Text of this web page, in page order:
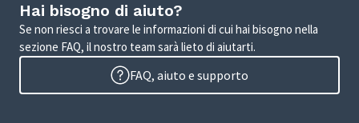
Hai bisogno di aiuto?
Se non riesci a trovare le informazioni di cui hai bisogno nella
sezione FAQ, il nostro team sarà lieto di aiutarti.
FAQ, aiuto e supporto